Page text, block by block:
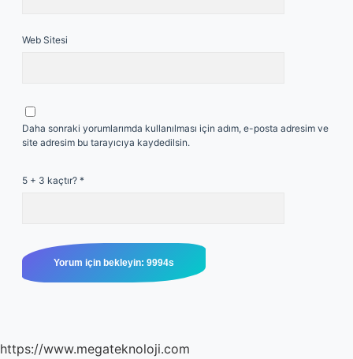
Web Sitesi
Daha sonraki yorumlarımda kullanılması için adım, e-posta adresim ve
site adresim bu tarayıcıya kaydedilsin.
5 + 3 kaçtır? *
https://www.megateknoloji.com